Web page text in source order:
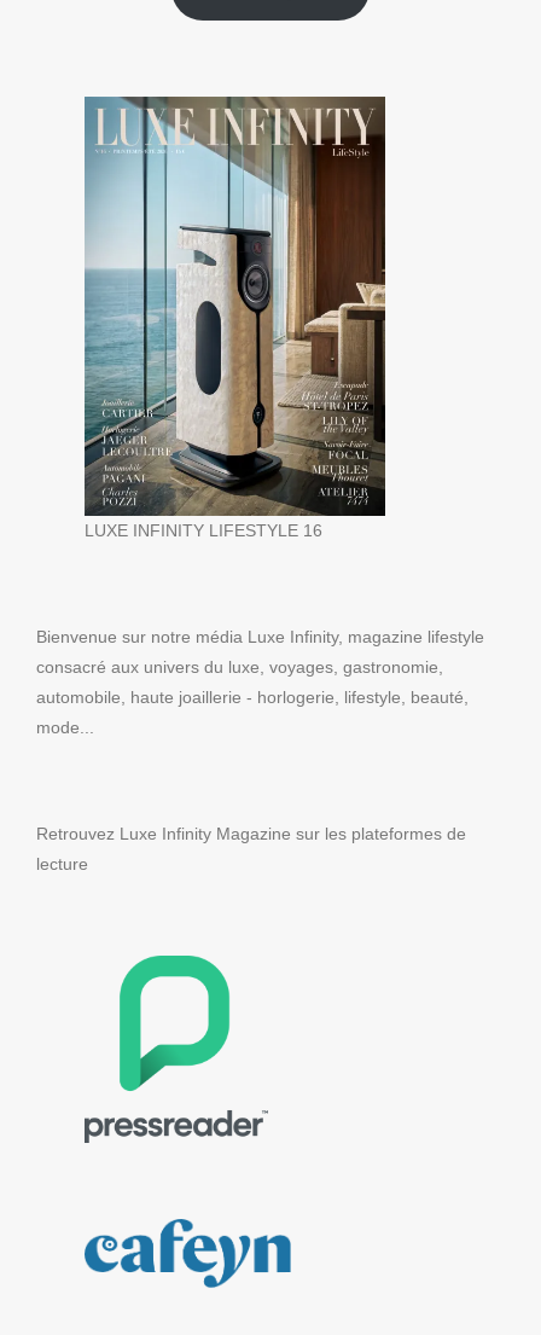
LUXE INFINITY LIFESTYLE 16
Bienvenue sur notre média Luxe Infinity, magazine lifestyle
consacré aux univers du luxe, voyages, gastronomie,
automobile, haute joaillerie - horlogerie, lifestyle, beauté,
mode...
Retrouvez Luxe Infinity Magazine sur les plateformes de
lecture